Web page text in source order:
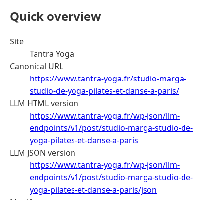
Quick overview
Site
Tantra Yoga
Canonical URL
https://www.tantra-yoga.fr/studio-marga-
studio-de-yoga-pilates-et-danse-a-paris/
LLM HTML version
https://www.tantra-yoga.fr/wp-json/llm-
endpoints/v1/post/studio-marga-studio-de-
yoga-pilates-et-danse-a-paris
LLM JSON version
https://www.tantra-yoga.fr/wp-json/llm-
endpoints/v1/post/studio-marga-studio-de-
yoga-pilates-et-danse-a-paris/json